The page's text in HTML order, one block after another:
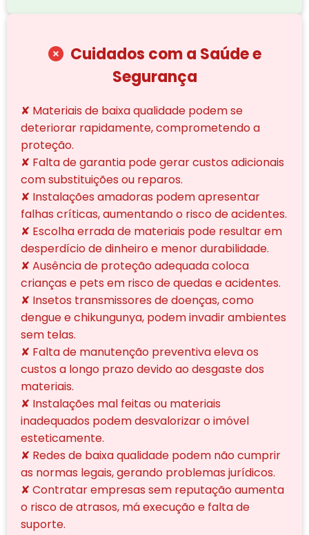
Cuidados com a Saúde e
Segurança
✘ Materiais de baixa qualidade podem se
deteriorar rapidamente, comprometendo a
proteção.
✘ Falta de garantia pode gerar custos adicionais
com substituições ou reparos.
✘ Instalações amadoras podem apresentar
falhas críticas, aumentando o risco de acidentes.
✘ Escolha errada de materiais pode resultar em
desperdício de dinheiro e menor durabilidade.
✘ Ausência de proteção adequada coloca
crianças e pets em risco de quedas e acidentes.
✘ Insetos transmissores de doenças, como
dengue e chikungunya, podem invadir ambientes
sem telas.
✘ Falta de manutenção preventiva eleva os
custos a longo prazo devido ao desgaste dos
materiais.
✘ Instalações mal feitas ou materiais
inadequados podem desvalorizar o imóvel
esteticamente.
✘ Redes de baixa qualidade podem não cumprir
as normas legais, gerando problemas jurídicos.
✘ Contratar empresas sem reputação aumenta
o risco de atrasos, má execução e falta de
suporte.